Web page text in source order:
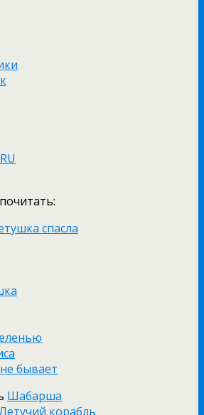
спасла
бывает
Шабарша
корабль